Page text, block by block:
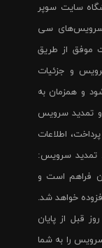
سایت سوپر
سرویس‌های سی
موفق از طریق
و جزئیات
و همزمان به
و تمدید سرویس
اطلاعات
تمدید سرویس:
فراهم است و
خواهد شد.
یادآوری تاریخ انقضا: سیستم فروشگاه ما 2 روز قبل از پایان
را به شما